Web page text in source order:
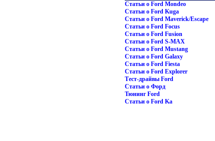
Статьи о Ford Mondeo
Статьи о Ford Kuga
Статьи о Ford Maverick/Escape
Статьи о Ford Focus
Статьи о Ford Fusion
Статьи о Ford S-MAX
Статьи о Ford Mustang
Статьи о Ford Galaxy
Статьи о Ford Fiesta
Статьи о Ford Explorer
Тест-драйвы Ford
Статьи о Форд
Тюнинг Ford
Статьи о Ford Ka